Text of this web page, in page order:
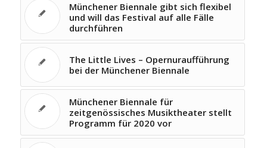
Münchener Biennale gibt sich flexibel
und will das Festival auf alle Fälle
durchführen
The Little Lives – Opernuraufführung
bei der Münchener Biennale
Münchener Biennale für
zeitgenössisches Musiktheater stellt
Programm für 2020 vor